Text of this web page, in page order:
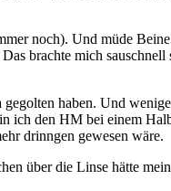
noch). Und müde
brachte mich
haben. Und
ich den HM bei einem
drinngen gewesen wäre.
über die Linse hätte